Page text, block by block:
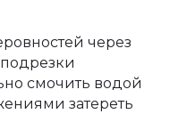
через
смочить водой
затереть